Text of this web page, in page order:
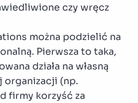
czy wręcz
można podzielić na
Pierwsza to taka,
działa na własną
organizacji (np.
firmy korzyść za